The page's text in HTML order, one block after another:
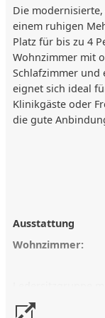
Die
einem ruhigen
Platz für bis zu 4
Wohnzimmer mit
Schlafzimmer und
eignet sich ideal
Klinikgäste oder
die gute
Ausstattung
Wohnzimmer:
Internetradio,